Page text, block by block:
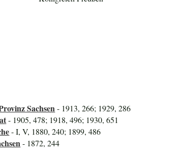
Sachsen - 1913, 266; 1929, 286
- 1905, 478; 1918, 496; 1930, 651
- I, V, 1880, 240; 1899, 486
- 1872, 244